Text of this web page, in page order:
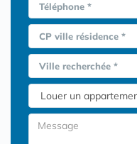
Téléphone *
CP ville résidence *
Ville recherchée *